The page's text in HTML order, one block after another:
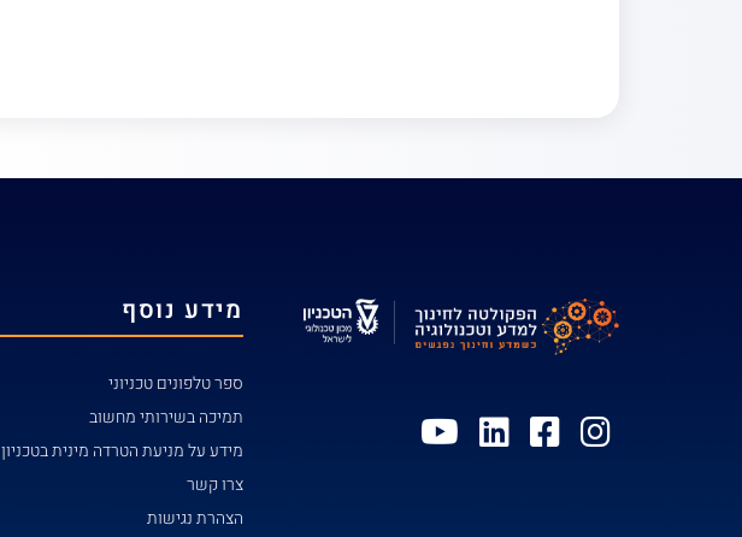
מידע נוסף
ספר טלפונים טכניוני
תמיכה בשירותי מחשוב
מידע על מניעת הטרדה מינית בטכניון
צרו קשר
הצהרת נגישות